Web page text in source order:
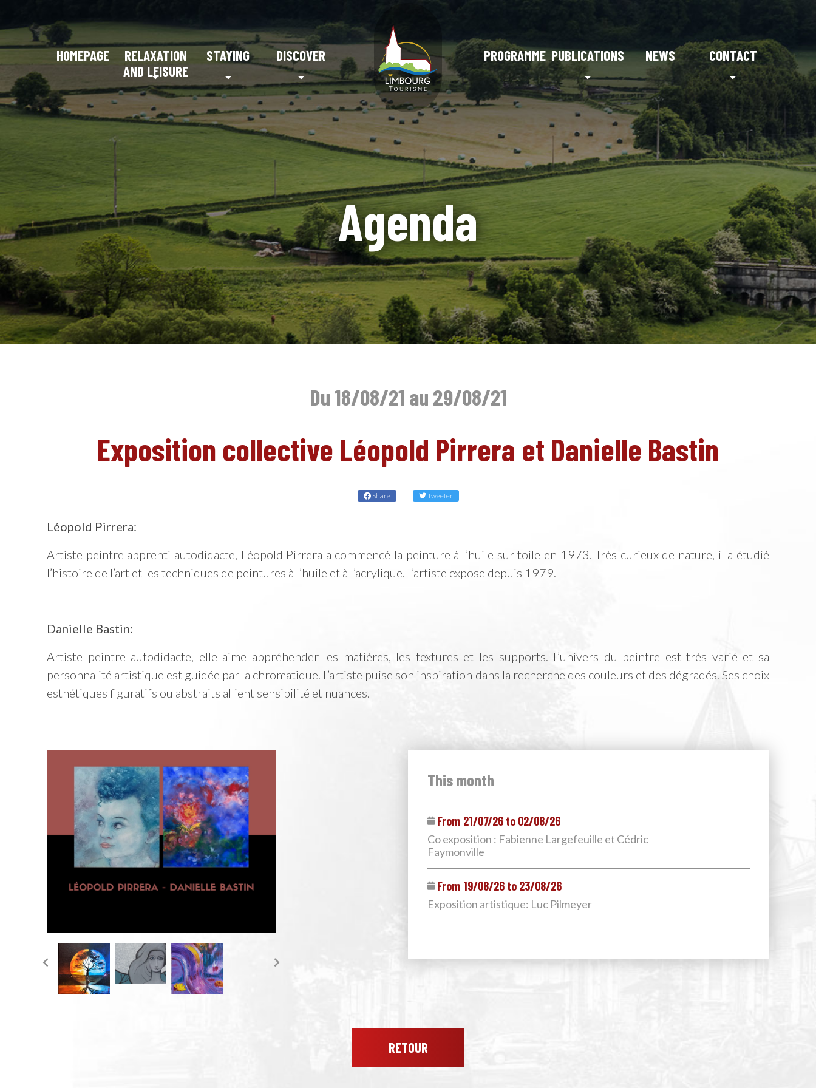
HOMEPAGE
RELAXATION
AND LEISURE
STAYING DISCOVER PROGRAMME PUBLICATIONS NEWS CONTACT
Agenda
Du 18/08/21 au 29/08/21
Exposition collective Léopold Pirrera et Danielle Bastin
Share Tweeter
Léopold Pirrera:
Artiste peintre apprenti autodidacte, Léopold Pirrera a commencé la peinture à l’huile sur toile en 1973. Très curieux de nature, il a étudié
l’histoire de l’art et les techniques de peintures à l’huile et à l’acrylique. L’artiste expose depuis 1979.
Danielle Bastin:
Artiste peintre autodidacte, elle aime appréhender les matières, les textures et les supports. L’univers du peintre est très varié et sa
personnalité artistique est guidée par la chromatique. L’artiste puise son inspiration dans la recherche des couleurs et des dégradés. Ses choix
esthétiques figuratifs ou abstraits allient sensibilité et nuances.
This month
From 21/07/26 to 02/08/26
Co exposition : Fabienne Largefeuille et Cédric
Faymonville
From 19/08/26 to 23/08/26
Exposition artistique: Luc Pilmeyer
RETOUR